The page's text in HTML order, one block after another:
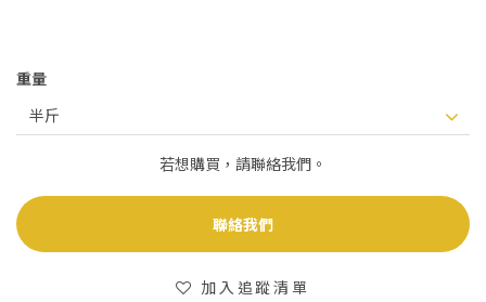
重量
若想購買，請聯絡我們。
聯絡我們
加入追蹤清單